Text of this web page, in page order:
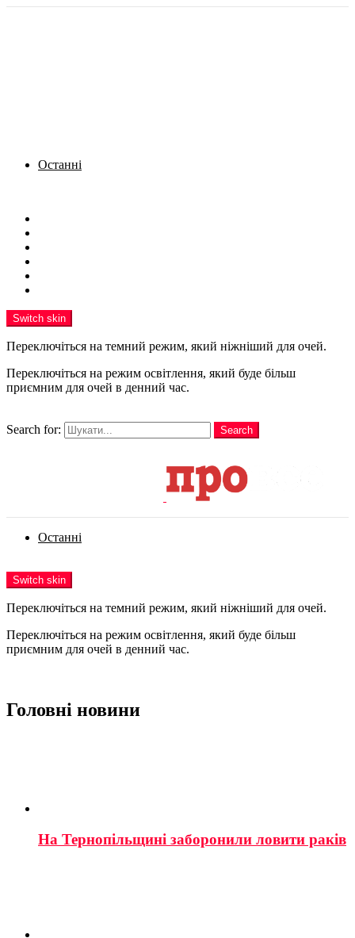
Останні
Switch skin
Переключіться на темний режим, який ніжніший для очей.
Переключіться на режим освітлення, який буде більш
приємним для очей в денний час.
Search for:
Search
Останні
Switch skin
Переключіться на темний режим, який ніжніший для очей.
Переключіться на режим освітлення, який буде більш
приємним для очей в денний час.
Головні новини
На Тернопільщині заборонили ловити раків